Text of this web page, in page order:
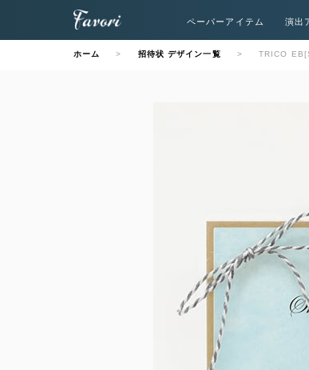
ペーパーアイテム 演出
ホーム 招待状 デザイン一覧 TRICO